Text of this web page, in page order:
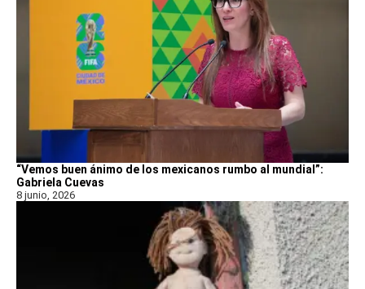
“Vemos buen ánimo de los mexicanos rumbo al mundial”:
Gabriela Cuevas
8 junio, 2026